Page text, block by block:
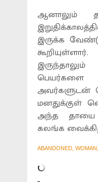
ஆனாலும்
இருக்க
பெயர்களை
அவர்களுடன்
மனதுக்குள்
அந்த தாயை
கலங்க
ABANDONED,